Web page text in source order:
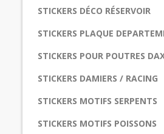
STICKERS DÉCO RÉSERVOIR
STICKERS PLAQUE
STICKERS POUR POUTRES
STICKERS DAMIERS / RACING
STICKERS MOTIFS SERPENTS
STICKERS MOTIFS POISSONS